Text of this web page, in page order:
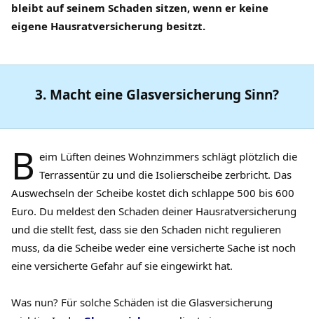
bleibt auf seinem Schaden sitzen, wenn er keine
eigene Hausratversicherung besitzt.
3. Macht eine Glasversicherung Sinn?
B eim Lüften deines Wohnzimmers schlägt plötzlich die
Terrassentür zu und die Isolierscheibe zerbricht. Das
Auswechseln der Scheibe kostet dich schlappe 500 bis 600
Euro. Du meldest den Schaden deiner Hausratversicherung
und die stellt fest, dass sie den Schaden nicht regulieren
muss, da die Scheibe weder eine versicherte Sache ist noch
eine versicherte Gefahr auf sie eingewirkt hat.
Was nun? Für solche Schäden ist die Glasversicherung